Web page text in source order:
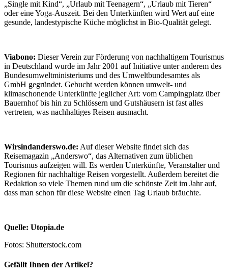
„Single mit Kind“, „Urlaub mit Teenagern“, „Urlaub mit Tieren“
oder eine Yoga-Auszeit. Bei den Unterkünften wird Wert auf eine
gesunde, landestypische Küche möglichst in Bio-Qualität gelegt.
Viabono: Dieser Verein zur Förderung von nachhaltigem Tourismus
in Deutschland wurde im Jahr 2001 auf Initiative unter anderem des
Bundesumweltministeriums und des Umweltbundesamtes als
GmbH gegründet. Gebucht werden können umwelt- und
klimaschonende Unterkünfte jeglicher Art: vom Campingplatz über
Bauernhof bis hin zu Schlössern und Gutshäusern ist fast alles
vertreten, was nachhaltiges Reisen ausmacht.
Wirsindanderswo.de: Auf dieser Website findet sich das
Reisemagazin „Anderswo“, das Alternativen zum üblichen
Tourismus aufzeigen will. Es werden Unterkünfte, Veranstalter und
Regionen für nachhaltige Reisen vorgestellt. Außerdem bereitet die
Redaktion so viele Themen rund um die schönste Zeit im Jahr auf,
dass man schon für diese Website einen Tag Urlaub bräuchte.
Quelle: Utopia.de
Fotos: Shutterstock.com
Gefällt Ihnen der Artikel?